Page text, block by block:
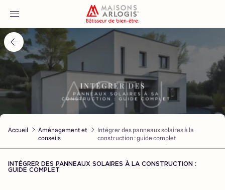
Accueil
Nos maisons
Nos annonces
Votre projet
Qui sommes-nous
Accueil
Aménagement et
conseils
Intégrer des panneaux solaires à la
construction : guide complet
INTÉGRER DES PANNEAUX SOLAIRES À LA CONSTRUCTION :
GUIDE COMPLET